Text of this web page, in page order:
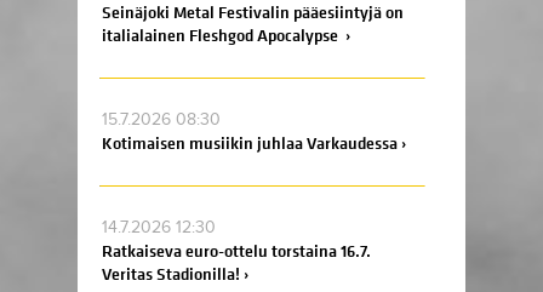
Seinäjoki Metal Festivalin pääesiintyjä on
italialainen Fleshgod Apocalypse ›
15.7.2026 08:30
Kotimaisen musiikin juhlaa Varkaudessa ›
14.7.2026 12:30
Ratkaiseva euro-ottelu torstaina 16.7.
Veritas Stadionilla! ›